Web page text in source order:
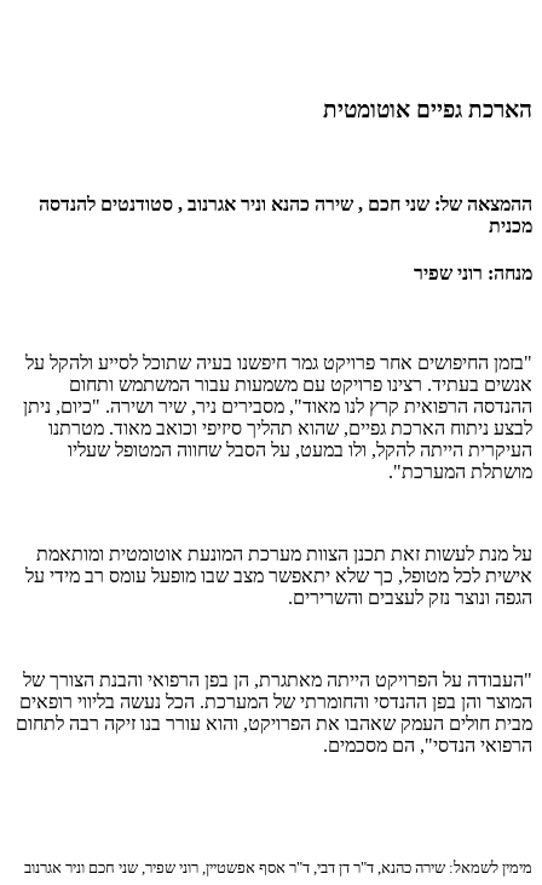
הארכת גפיים אוטומטית
ההמצאה של: שני חכם , שירה כהנא וניר אגרנוב , סטודנטים להנדסה
מכנית
מנחה: רוני שפיר
"בזמן החיפושים אחר פרויקט גמר חיפשנו בעיה שתוכל לסייע ולהקל על
אנשים בעתיד. רצינו פרויקט עם משמעות עבור המשתמש ותחום
ההנדסה הרפואית קרץ לנו מאוד", מסבירים ניר, שיר ושירה. "כיום, ניתן
לבצע ניתוח הארכת גפיים, שהוא תהליך סיזיפי וכואב מאוד. מטרתנו
העיקרית הייתה להקל, ולו במעט, על הסבל שחווה המטופל שעליו
מושתלת המערכת".
על מנת לעשות זאת תכנן הצוות מערכת המונעת אוטומטית ומותאמת
אישית לכל מטופל, כך שלא יתאפשר מצב שבו מופעל עומס רב מידי על
הגפה ונוצר נזק לעצבים והשרירים.
"העבודה על הפרויקט הייתה מאתגרת, הן בפן הרפואי והבנת הצורך של
המוצר והן בפן ההנדסי והחומרתי של המערכת. הכל נעשה בליווי רופאים
מבית חולים העמק שאהבו את הפרויקט, והוא עורר בנו זיקה רבה לתחום
הרפואי הנדסי", הם מסכמים.
מימין לשמאל: שירה כהנא, ד"ר דן דבי, ד"ר אסף אפשטיין, רוני שפיר, שני חכם וניר אגרנוב